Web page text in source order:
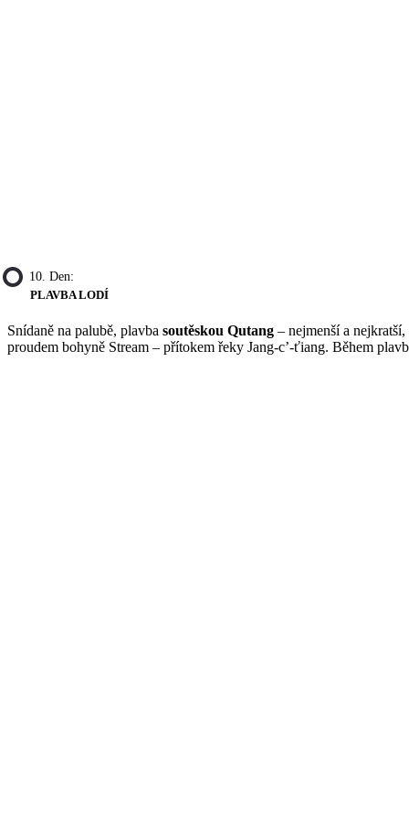
10. Den:
PLAVBA LODÍ
Snídaně na palubě, plavba soutěskou Qutang – nejmenší a
proudem bohyně Stream – přítokem řeky Jang-c’-ťiang. Během